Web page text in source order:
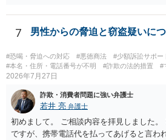
7 男性からの脅迫と窃盗疑いに
#恐喝・脅迫への対応 #悪徳商法
#少額訴訟サポー
#本名・住所・電話番号が不明
#詐欺の法的措置 #
2026年7月27日
詐欺・消費者問題に強い弁護士
若井 亮 弁護士
初めまして。 ご相談内容を拝見しました
ですが、携帯電話代を払ってあげると言わ